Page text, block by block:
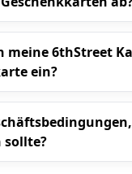
meine 6thStreet
ein?
sollte?